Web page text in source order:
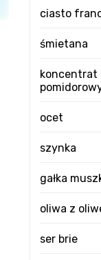
ciasto
śmietana
koncentrat
ocet
szynka
gałka
oliwa z
ser brie